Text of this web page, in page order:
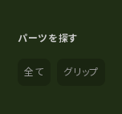
パーツを探す
全て グリップ